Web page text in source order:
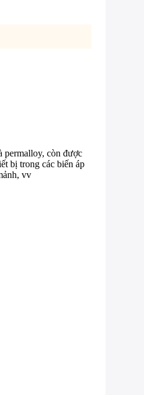
permalloy, còn được
bị trong các biến áp
vv